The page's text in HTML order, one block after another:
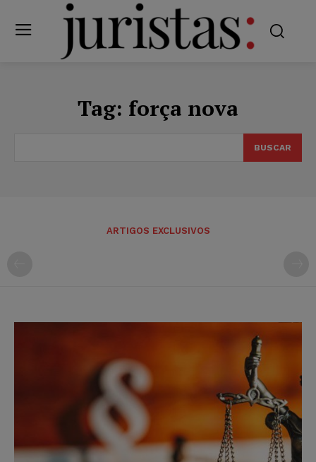
Tag: força nova
BUSCAR
ARTIGOS EXCLUSIVOS